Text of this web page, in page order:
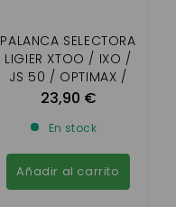
PALANCA SELECTORA
LIGIER XTOO / IXO /
JS 50 / OPTIMAX /
MICROCAR MGO3,4
23,90 €
En stock
Añadir al carrito